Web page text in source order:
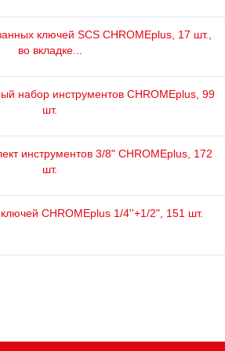
ключей SCS CHROMEplus, 17 шт.,
во вкладке...
набор инструментов CHROMEplus, 99
шт.
инструментов 3/8" CHROMEplus, 172
шт.
CHROMEplus 1/4''+1/2", 151 шт.